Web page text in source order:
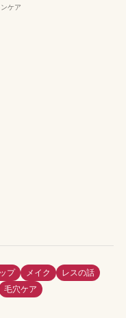
ンケア
プ メイク
レスの話
毛穴ケア